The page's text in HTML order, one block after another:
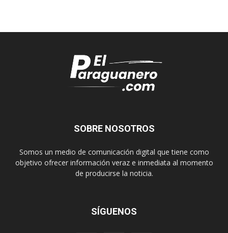
SOBRE NOSOTROS
Somos un medio de comunicación digital que tiene como
objetivo ofrecer información veraz e inmediata al momento
de producirse la noticia.
SÍGUENOS